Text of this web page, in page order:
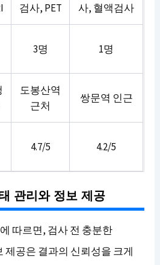
검사, PET
사, 혈액검사
3명 1명
도봉산역
근처
쌍문역 인근
4.7/5 4.2/5
관리와 정보 제공
따르면, 검사 전 충분한
제공은 결과의 신뢰성을 크게